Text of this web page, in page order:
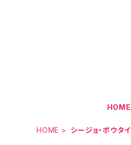
HOME
HOME シージョ・ボウタイ